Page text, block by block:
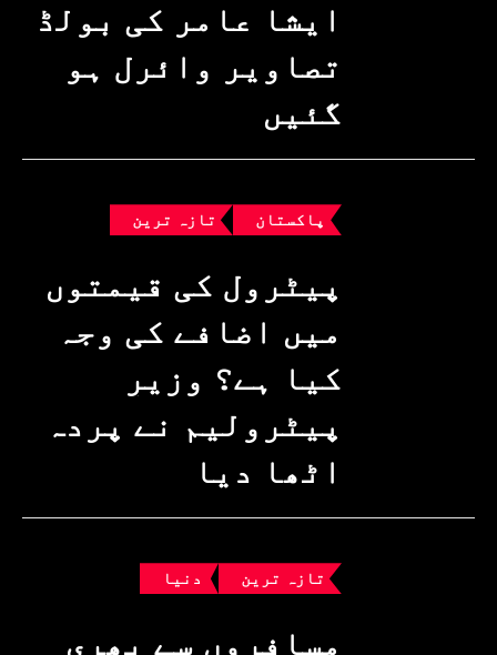
ایشا عامر کی بولڈ
تصاویر وائرل ہو
گئیں
پاکستان تازہ ترین
پیٹرول کی قیمتوں
میں اضافے کی وجہ
کیا ہے؟ وزیرِ
پیٹرولیم نے پردہ
اٹھا دیا
تازہ ترین دنیا
مسافروں سے بھری